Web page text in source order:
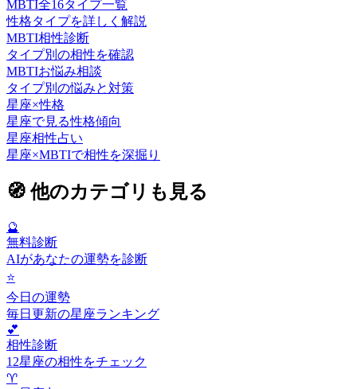
MBTI全16タイプ一覧
性格タイプを詳しく解説
MBTI相性診断
タイプ別の相性を確認
MBTIお悩み相談
タイプ別の悩みと対策
星座×性格
星座で見る性格傾向
星座相性占い
星座×MBTIで相性を深掘り
🧭他のカテゴリも見る
🔮
無料診断
AIがあなたの運勢を診断
⭐
今日の運勢
毎日更新の星座ランキング
💕
相性診断
12星座の相性をチェック
♈